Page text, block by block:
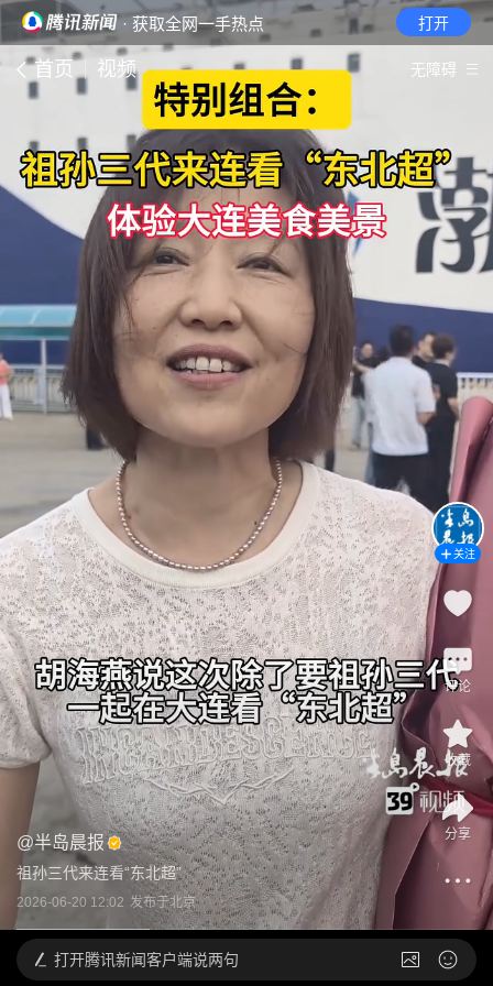
· 获取全网一手热点 打开
首页 视频 无障碍
@半岛晨报
祖孙三代来连看“东北超”
2026-06-20 12:02 发布于北京
关注
评论
收藏
分享
打开腾讯新闻客户端说两句